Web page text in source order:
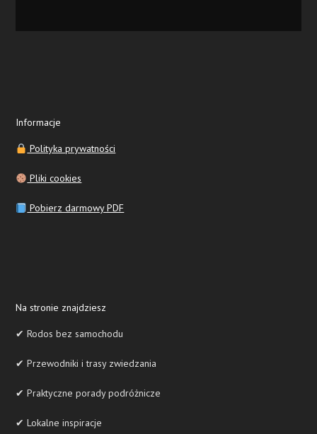
Informacje
Polityka prywatności
Pliki cookies
Pobierz darmowy PDF
Na stronie znajdziesz
✔ Rodos bez samochodu
✔ Przewodniki i trasy zwiedzania
✔ Praktyczne porady podróżnicze
✔ Lokalne inspiracje